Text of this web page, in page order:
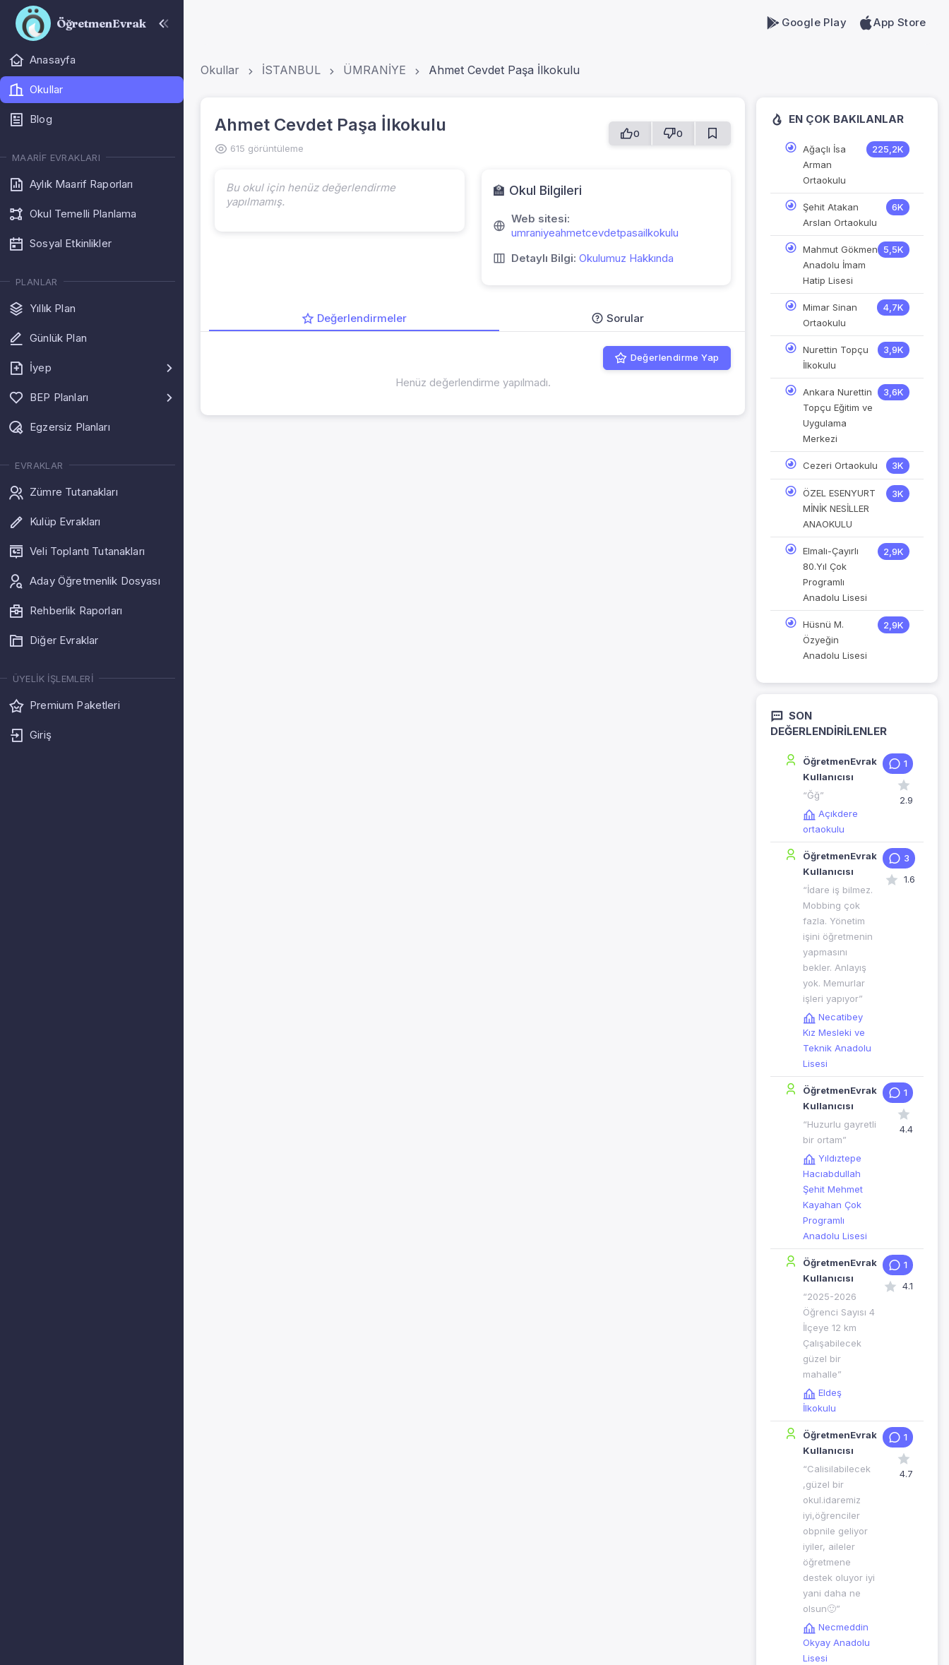
ÖğretmenEvrak
Anasayfa
Okullar
Blog
MAARIF EVRAKLARI
Aylık Maarif Raporları
Okul Temelli Planlama
Sosyal Etkinlikler
PLANLAR
Yıllık Plan
Günlük Plan
İyep
BEP Planları
Egzersiz Planları
EVRAKLAR
Zümre Tutanakları
Kulüp Evrakları
Veli Toplantı Tutanakları
Aday Öğretmenlik Dosyası
Rehberlik Raporları
Diğer Evraklar
ÜYELIK İŞLEMLERI
Premium Paketleri
Giriş
Google Play App Store
Okullar İSTANBUL ÜMRANİYE Ahmet Cevdet Paşa İlkokulu
Ahmet Cevdet Paşa İlkokulu
615 görüntüleme
0 0
Bu okul için henüz değerlendirme
yapılmamış.
🏫 Okul Bilgileri
Web sitesi:
umraniyeahmetcevdetpasailkokulu
Detaylı Bilgi: Okulumuz Hakkında
Değerlendirmeler Sorular
Değerlendirme Yap
Henüz değerlendirme yapılmadı.
EN ÇOK BAKILANLAR
Ağaçlı İsa
Arman
Ortaokulu
225,2K
Şehit Atakan
Arslan Ortaokulu
6K
Mahmut Gökmen
Anadolu İmam
Hatip Lisesi
5,5K
Mimar Sinan
Ortaokulu
4,7K
Nurettin Topçu
İlkokulu
3,9K
Ankara Nurettin
Topçu Eğitim ve
Uygulama
Merkezi
3,6K
Cezeri Ortaokulu 3K
ÖZEL ESENYURT
MİNİK NESİLLER
ANAOKULU
3K
Elmalı-Çayırlı
80.Yıl Çok
Programlı
Anadolu Lisesi
2,9K
Hüsnü M.
Özyeğin
Anadolu Lisesi
2,9K
SON
DEĞERLENDIRILENLER
ÖğretmenEvrak
Kullanıcısı
“Ğğ”
Açıkdere
ortaokulu
1
2.9
ÖğretmenEvrak
Kullanıcısı
“İdare iş bilmez.
Mobbing çok
fazla. Yönetim
işini öğretmenin
yapmasını
bekler. Anlayış
yok. Memurlar
işleri yapıyor”
Necatibey
Kız Mesleki ve
Teknik Anadolu
Lisesi
3
1.6
ÖğretmenEvrak
Kullanıcısı
“Huzurlu gayretli
bir ortam”
Yıldıztepe
Hacıabdullah
Şehit Mehmet
Kayahan Çok
Programlı
Anadolu Lisesi
1
4.4
ÖğretmenEvrak
Kullanıcısı
“2025-2026
Öğrenci Sayısı 4
İlçeye 12 km
Çalışabilecek
güzel bir
mahalle”
Eldeş
İlkokulu
1
4.1
ÖğretmenEvrak
Kullanıcısı
“Calisilabilecek
,güzel bir
okul.idaremiz
iyi,öğrenciler
obpnile geliyor
iyiler, aileler
öğretmene
destek oluyor iyi
yani daha ne
olsun🙂”
Necmeddin
Okyay Anadolu
Lisesi
1
4.7